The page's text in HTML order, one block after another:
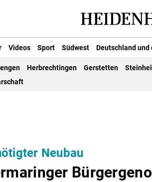
Videos Sport Südwest Deutschland und
Herbrechtingen Gerstetten
Neubau